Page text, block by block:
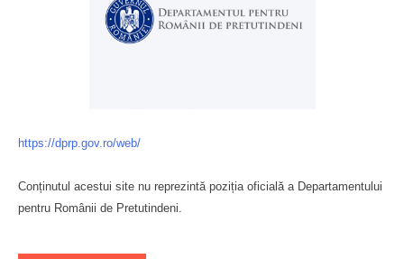
https://dprp.gov.ro/web/
Conținutul acestui site nu reprezintă poziția oficială a Departamentului
pentru Românii de Pretutindeni.